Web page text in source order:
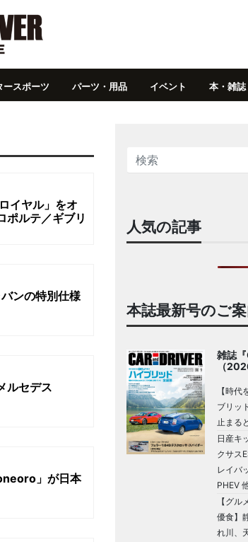
ースポーツ パーツ・用品 イベント 本・雑誌
イヤル」をオ
ポルテ／ギブリ
ンの特別仕様
ルセデス
」が日本
人気の記事
本誌最新号のご
雑誌『
（
【時
ブリッ
止まる
日産キ
クサス
レイバ
PHEV
【グ
優食】
れ川、